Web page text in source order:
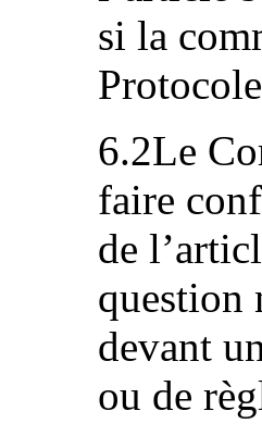
si la
6.2Le
faire
de
question
devant
ou de